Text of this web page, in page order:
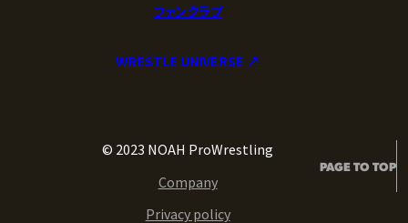
ファンクラブ
WRESTLE UNIVERSE ↗︎
© 2023 NOAH ProWrestling
Company
Privacy policy
PAGE TO TOP